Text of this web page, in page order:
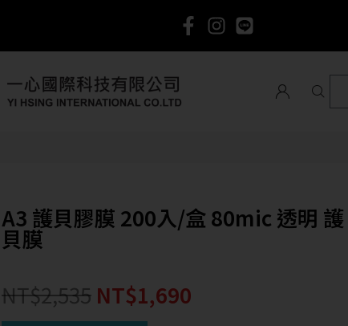
A3 護貝膠膜 200入/盒 80mic 透明 護
貝膜
NT$2,535 NT$1,690